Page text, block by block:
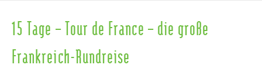
15 Tage – Tour de France – die große
Frankreich-Rundreise